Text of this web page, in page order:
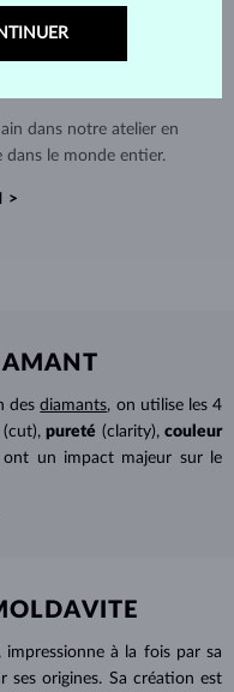
dans notre atelier en
dans le monde entier.
>
desdiamants, on utilise les 4
(cut), pureté (clarity), couleur
ont un impact majeur sur le
impressionne à la fois par sa
ses origines. Sa création est